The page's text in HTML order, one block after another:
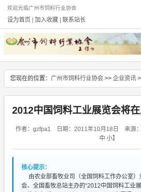
欢迎光临广州市饲料行业协会
设为首页 加入收藏 联系站长
您现在的位置： 广州市饲料行业协会 >> 企业资讯
2012中国饲料工业展览会将
作者：gzfpa1 日期：2011年10月18日 来源
中 小】
核心提示：
由农业部畜牧业司（全国饲料工作办公室）
会、全国畜牧总站主办的“2012中国饲料工业